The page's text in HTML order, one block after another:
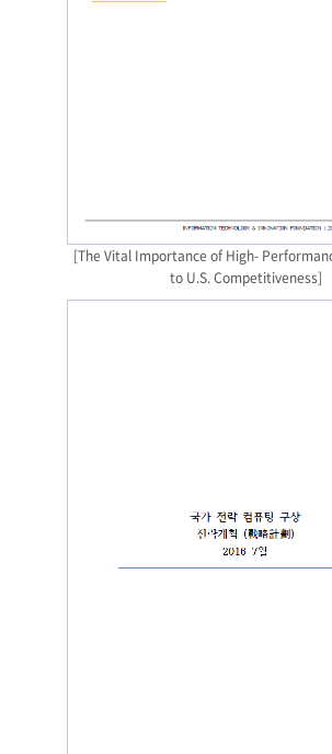
[The Vital Importance of High-
to U.S. Competitiveness]